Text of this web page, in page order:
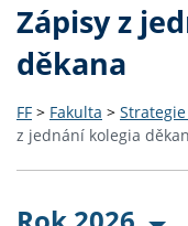
Zápisy z
děkana
FF > Fakulta >
z jednání kolegia